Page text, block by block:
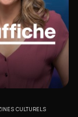
CULTURELS